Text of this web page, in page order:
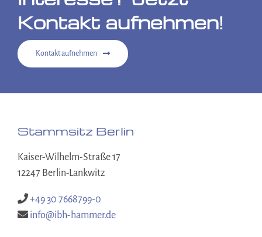
Kontakt aufnehmen!
Kontakt aufnehmen
Stammsitz Berlin
Kaiser-Wilhelm-Straße 17
12247 Berlin-Lankwitz
+49 30 7668799-0
info@ibh-hammer.de